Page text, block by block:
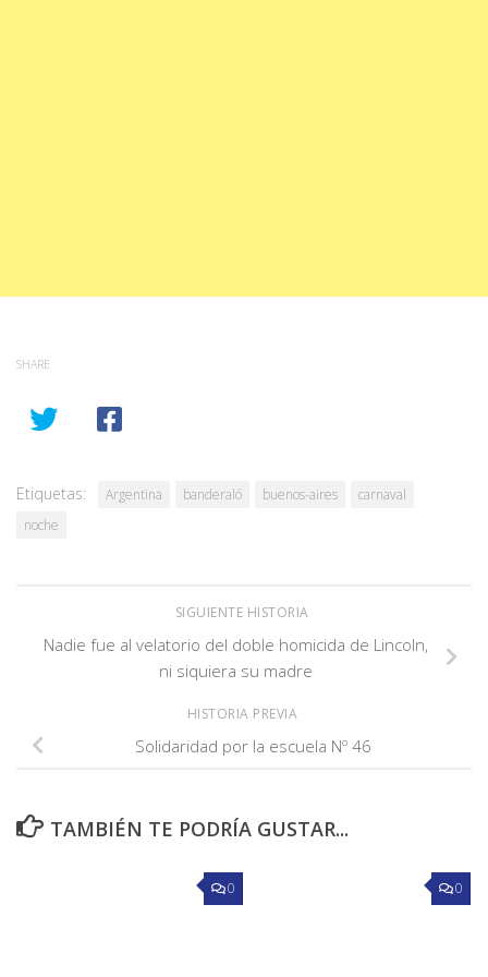
SHARE
Etiquetas: Argentina banderaló buenos-aires
carnaval
noche
SIGUIENTE HISTORIA
Nadie fue al velatorio del doble homicida de Lincoln,
ni siquiera su madre
HISTORIA PREVIA
Solidaridad por la escuela Nº 46
TAMBIÉN TE PODRÍA GUSTAR...
0 0